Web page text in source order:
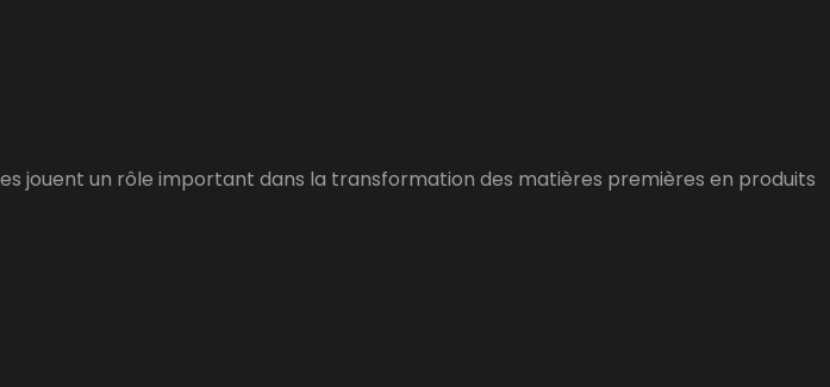
jouent un rôle important dans la transformation des matières premières en produits